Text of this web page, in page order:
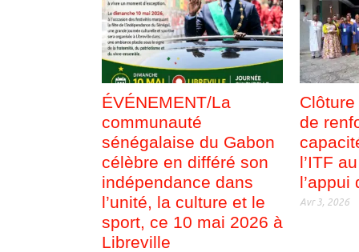
ÉVÉNEMENT/La
communauté
sénégalaise du Gabon
célèbre en différé son
indépendance dans
l’unité, la culture et le
sport, ce 10 mai 2026 à
Libreville
de
l’ITF
l’appui
Avr 3, 2026